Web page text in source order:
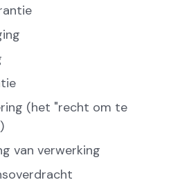
(het "recht om te
van verwerking